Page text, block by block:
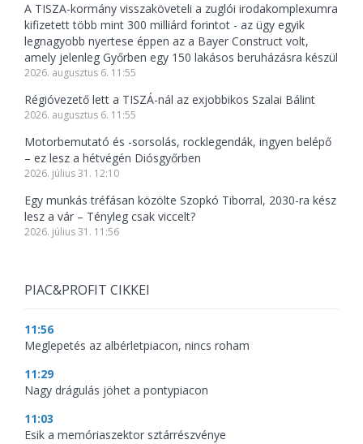
A TISZA-kormány visszaköveteli a zuglói irodakomplexumra
kifizetett több mint 300 milliárd forintot - az ügy egyik
legnagyobb nyertese éppen az a Bayer Construct volt,
amely jelenleg Győrben egy 150 lakásos beruházásra készül
2026. augusztus 6. 11:55
Régióvezető lett a TISZÁ-nál az exjobbikos Szalai Bálint
2026. augusztus 6. 11:55
Motorbemutató és -sorsolás, rocklegendák, ingyen belépő
– ez lesz a hétvégén Diósgyőrben
2026. július 31. 12:10
Egy munkás tréfásan közölte Szopkó Tiborral, 2030-ra kész
lesz a vár – Tényleg csak viccelt?
2026. július 31. 11:56
PIAC&PROFIT CIKKEI
11:56
Meglepetés az albérletpiacon, nincs roham
11:29
Nagy drágulás jöhet a pontypiacon
11:03
Esik a memóriaszektor sztárrészvénye